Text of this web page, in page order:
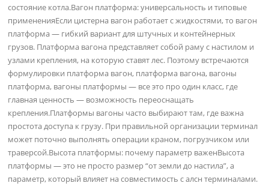
состояние котла.Вагон платформа: универсальность и типовые
примененияЕсли цистерна вагон работает с жидкостями, то вагон
платформа — гибкий вариант для штучных и контейнерных
грузов. Платформа вагона представляет собой раму с настилом и
узлами крепления, на которую ставят лес. Поэтому встречаются
формулировки платформа вагон, платформа вагона, вагоны
платформа, вагоны платформы — все это про один класс, где
главная ценность — возможность переоснащать
крепления.Платформы вагоны часто выбирают там, где важна
простота доступа к грузу. При правильной организации терминал
может поточно выполнять операции краном, погрузчиком или
траверсой.Высота платформы: почему параметр важенВысота
платформы — это не просто размер “от земли до настила”, а
параметр, который влияет на совместимость с алсн терминалами.